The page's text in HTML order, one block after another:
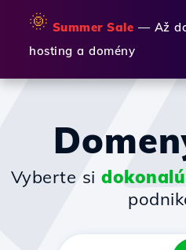
🌞 Summer Sale — Až
hosting a domény
Vyberte si